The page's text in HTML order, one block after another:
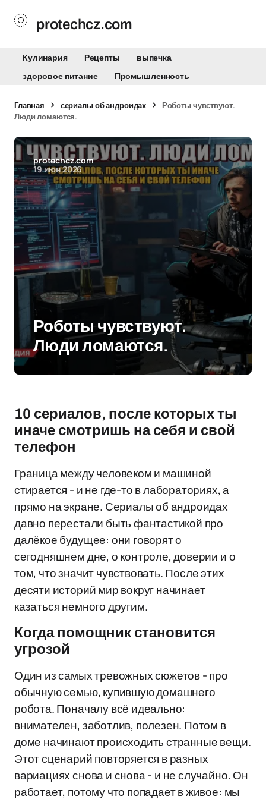
protechcz.com
Кулинария Рецепты
выпечка
здоровое питание
Промышленность
Главная сериалы об андроидах
Роботы чувствуют.
Люди ломаются.
protechcz.com
19 июн 2026
Роботы чувствуют.
Люди ломаются.
10 сериалов, после которых ты
иначе смотришь на себя и свой
телефон
Граница между человеком и машиной
стирается - и не где-то в лабораториях, а
прямо на экране. Сериалы об андроидах
давно перестали быть фантастикой про
далёкое будущее: они говорят о
сегодняшнем дне, о контроле, доверии и о
том, что значит чувствовать. После этих
десяти историй мир вокруг начинает
казаться немного другим.
Когда помощник становится
угрозой
Один из самых тревожных сюжетов - про
обычную семью, купившую домашнего
робота. Поначалу всё идеально:
внимателен, заботлив, полезен. Потом в
доме начинают происходить странные вещи.
Этот сценарий повторяется в разных
вариациях снова и снова - и не случайно. Он
работает, потому что попадает в живое: мы